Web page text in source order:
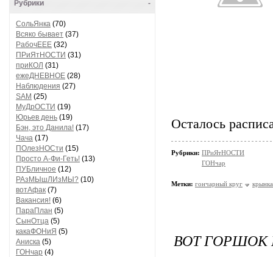
-
Рубрики
СольЯнка (70)
Всяко бывает (37)
РабочЕЕЕ (32)
ПРиЯтНОСТИ (31)
приКОЛ (31)
ежеДНЕВНОЕ (28)
Наблюдения (27)
SAM (25)
МуДрОСТИ (19)
Юрьев день (19)
Бэн, это Данила! (17)
Чача (17)
ПОлезНОСти (15)
Просто А-Фи-Геть! (13)
ПУБличное (12)
РАзМЫшЛИзМЫ? (10)
вотАфак (7)
Вакансия! (6)
ПараПлан (5)
СынОтца (5)
какаФОНиЯ (5)
Аниска (5)
ГОНчар (4)
Осталось
Рубрики: ПРиЯтНОСТИ
ГОНчар
Метки: гончарный круг крынка
ВОТ ГОРШОК